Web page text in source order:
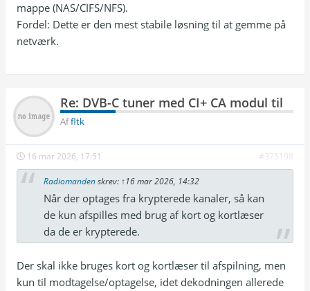
mappe (NAS/CIFS/NFS).
Fordel: Dette er den mest stabile løsning til at gemme på
netværk.
Re: DVB-C tuner med CI+ CA modul til
Affltk
16 mar 2026, 17:51 #375198
Radiomandenskrev: ↑16 mar 2026, 14:32
Når der optages fra krypterede kanaler, så kan
de kun afspilles med brug af kort og kortlæser
da de er krypterede.
Der skal ikke bruges kort og kortlæser til afspilning, men
kun til modtagelse/optagelse, idet dekodningen allerede